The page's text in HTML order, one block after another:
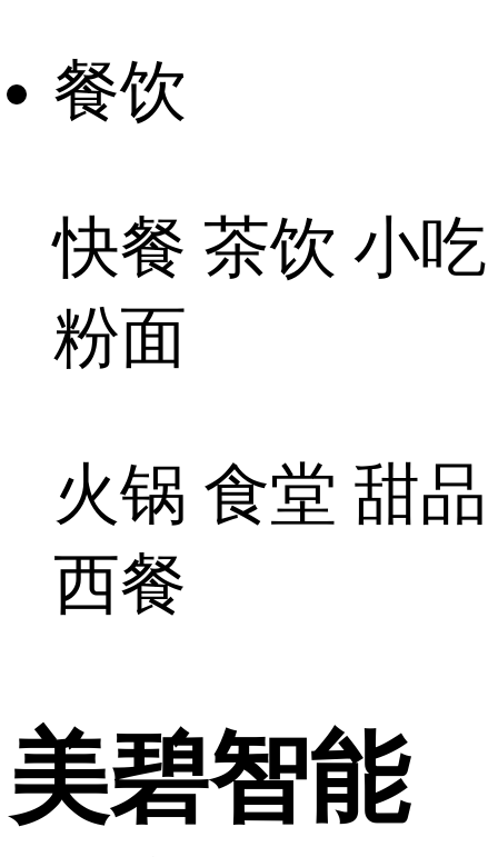
餐饮
快餐 茶饮 小吃
粉面
火锅 食堂 甜品
西餐
美碧智能